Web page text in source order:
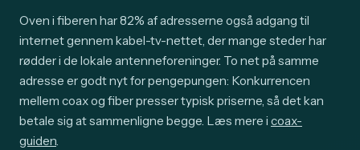
Oven i fiberen har 82% af adresserne også adgang til
internet gennem kabel-tv-nettet, der mange steder har
rødder i de lokale antenneforeninger. To net på samme
adresse er godt nyt for pengepungen: Konkurrencen
mellem coax og fiber presser typisk priserne, så det kan
betale sig at sammenligne begge. Læs mere i coax-
guiden.